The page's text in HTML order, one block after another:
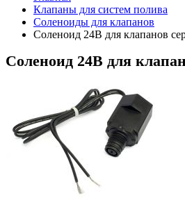
Клапаны для систем полива
Соленоиды для клапанов
Соленоид 24В для клапанов
Соленоид 24В для